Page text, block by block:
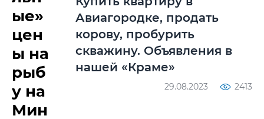
ые»
цен
ы на
рыб
у на
Мин
Авиагородке, продать
корову, пробурить
скважину. Объявления в
нашей «Краме»
29.08.2023 2413